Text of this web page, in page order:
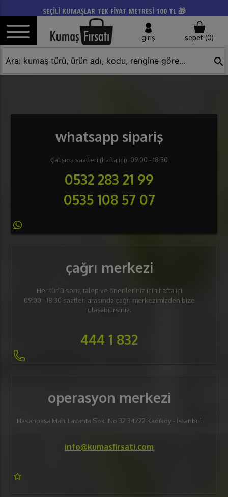
SEÇİLİ KUMAŞLAR TEK FİYAT METRESİ 100 TL 🎁
giriş sepet (0)
search
whatsapp sipariş
Çalışma saatleri (hafta içi): 09:00 - 18:30
0532 283 21 99
0535 108 57 07
çağrı merkezi
Her türlü soru, talep ve önerileriniz için hafta içi
09:00 - 18:30 saatleri arasında çağrı merkezimizden bize
ulaşabilirsiniz.
444 1 832
operasyon merkezi
Hasanpaşa Mah. Lavanta Sok. No:32 34722 Kadıköy - İstanbul
info@kumasfirsati.com